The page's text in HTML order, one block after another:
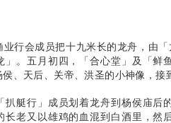
业行会成员把十九米长的龙舟，由
」。五月初四，「合心堂」及「
、天后、关帝、洪圣的小神像，接
扒艇行」成员划着龙舟到杨侯庙后
长老又以雄鸡的血混到白酒里，